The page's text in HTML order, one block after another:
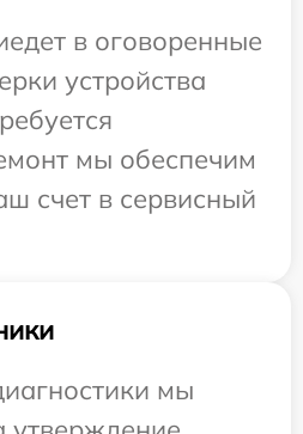
в оговоренные
устройства
мы обеспечим
счет в сервисный
мы